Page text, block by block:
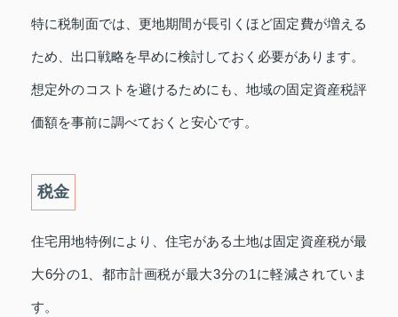
特に税制面では、更地期間が長引くほど固定費が増える
ため、出口戦略を早めに検討しておく必要があります。
想定外のコストを避けるためにも、地域の固定資産税評
価額を事前に調べておくと安心です。
税金
住宅用地特例により、住宅がある土地は固定資産税が最
大6分の1、都市計画税が最大3分の1に軽減されていま
す。